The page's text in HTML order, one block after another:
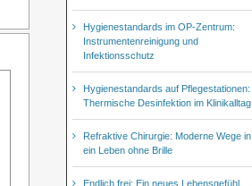
Hygienestandards im OP-Zentrum:
Instrumentenreinigung und
Infektionsschutz
Hygienestandards auf Pflegestationen:
Thermische Desinfektion im Klinikalltag
Refraktive Chirurgie: Moderne Wege in
ein Leben ohne Brille
Endlich frei: Ein neues Lebensgefühl